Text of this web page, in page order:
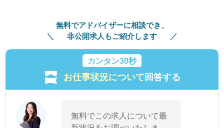
無料でアドバイザーに相談でき、
非公開求人もご紹介します
カンタン30秒
お仕事状況について回答する
無料でこの求人について最